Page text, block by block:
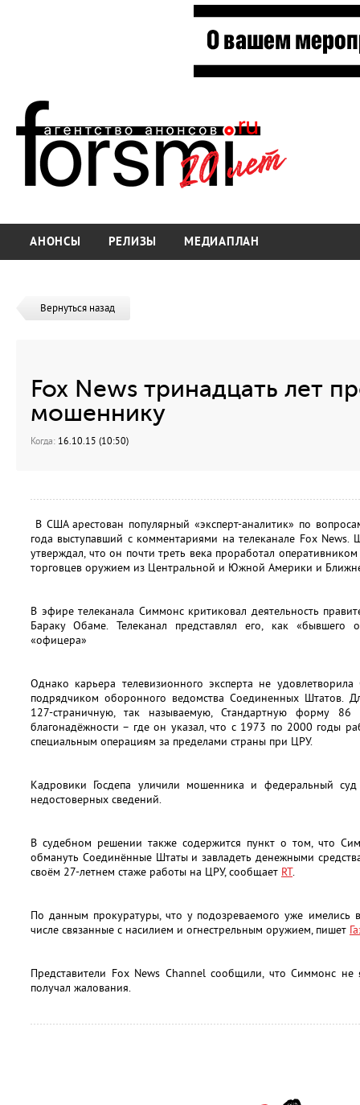
АНОНСЫ РЕЛИЗЫ МЕДИАПЛАН
Вернуться назад
Fox News тринадцать лет
мошеннику
Когда: 16.10.15 (10:50)
В США арестован популярный «эксперт-аналитик» по
года выступавший с комментариями на телеканале Fox
утверждал, что он почти треть века проработал
торговцев оружием из Центральной и Южной Америки и
В эфире телеканала Симмонс критиковал деятельность
Бараку Обаме. Телеканал представлял его, как «бывшего
«офицера»
Однако карьера телевизионного эксперта не
подрядчиком оборонного ведомства Соединенных Штатов.
127-страничную, так называемую, Стандартную форму
благонадёжности – где он указал, что с 1973 по 2000 годы
специальным операциям за пределами страны при ЦРУ.
Кадровики Госдепа уличили мошенника и федеральный
недостоверных сведений.
В судебном решении также содержится пункт о том, что
обмануть Соединённые Штаты и завладеть денежными
своём 27-летнем стаже работы на ЦРУ, сообщает RT.
По данным прокуратуры, что у подозреваемого уже
числе связанные с насилием и огнестрельным оружием, пишет
Представители Fox News Channel сообщили, что Симмонс не
получал жалования.